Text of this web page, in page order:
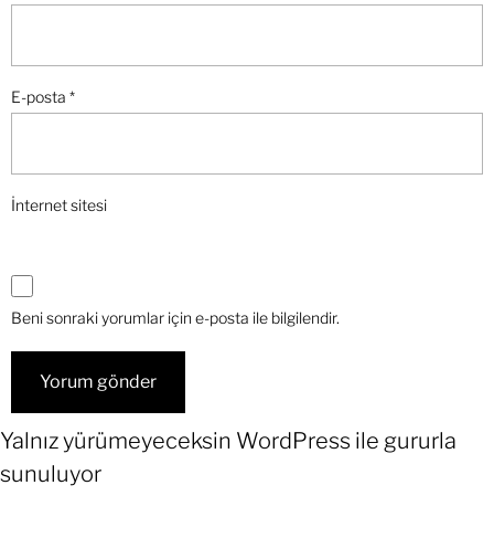
E-posta *
İnternet sitesi
Beni sonraki yorumlar için e-posta ile bilgilendir.
Yalnız yürümeyeceksin WordPress ile gururla
sunuluyor